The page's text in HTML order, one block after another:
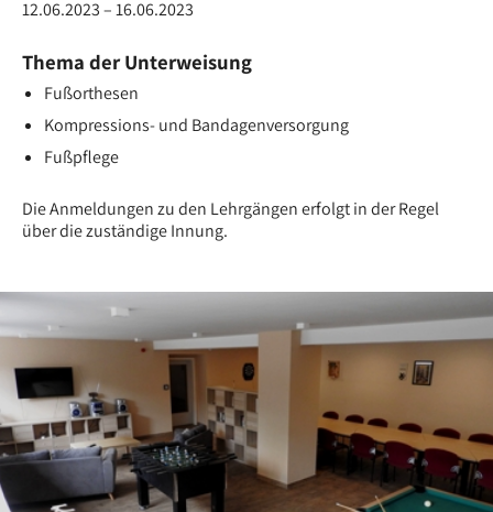
12.06.2023 – 16.06.2023
Thema der Unterweisung
Fußorthesen
Kompressions- und Bandagenversorgung
Fußpflege
Die Anmeldungen zu den Lehrgängen erfolgt in der Regel
über die zuständige Innung.